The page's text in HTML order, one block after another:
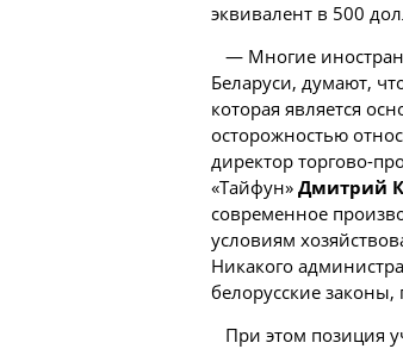
эквивалент в 500
— Многие
Беларуси, думают,
которая является
осторожностью
директор торгово-
«Тайфун» Дмитрий
современное
условиям
Никакого
белорусские законы,
При этом позиция